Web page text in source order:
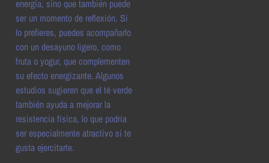
energía, sino que también puede
ser un momento de reflexión. Si
lo prefieres, puedes acompañarlo
con un desayuno ligero, como
fruta o yogur, que complementen
su efecto energizante. Algunos
estudios sugieren que el té verde
también ayuda a mejorar la
resistencia física, lo que podría
ser especialmente atractivo si te
gusta ejercitarte.